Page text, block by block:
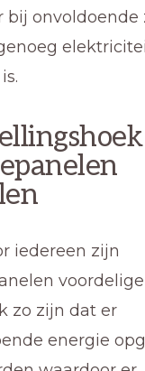
bij onvoldoende
iedereen zijn
zo zijn dat er
energie